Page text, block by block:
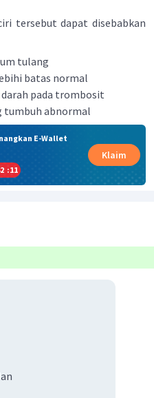
tersebut dapat disebabkan
tulang
batas normal
pada trombosit
tumbuh abnormal
E-Wallet
:11
Klaim